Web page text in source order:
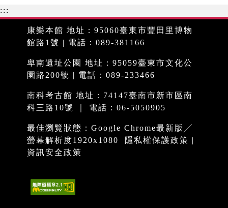
:::
康樂本館 地址：95060臺東市豐田里博物
館路1號 | 電話：089-381166
卑南遺址公園 地址：95059臺東市文化公
園路200號 | 電話：089-233466
南科考古館 地址：74147臺南市新市區南
科三路10號 ｜ 電話：06-5050905
最佳瀏覽狀態：Google Chrome最新版╱
螢幕解析度1920x1080
隱私權保護政策 |
資訊安全政策